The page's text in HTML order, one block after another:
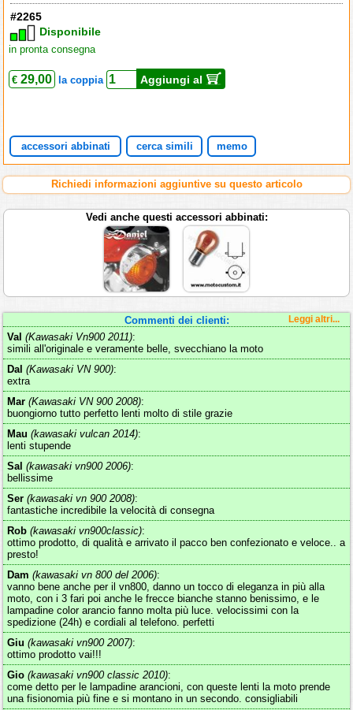
#2265
Disponibile
in pronta consegna
€ 29,00 la coppia Aggiungi al
accessori abbinati cerca simili memo
Richiedi informazioni aggiuntive su questo articolo
Vedi anche questi accessori abbinati:
Commenti dei clienti: Leggi altri...
Val (Kawasaki Vn900 2011):
simili all'originale e veramente belle, svecchiano la moto
Dal (Kawasaki VN 900):
extra
Mar (Kawasaki VN 900 2008):
buongiorno tutto perfetto lenti molto di stile grazie
Mau (kawasaki vulcan 2014):
lenti stupende
Sal (kawasaki vn900 2006):
bellissime
Ser (kawasaki vn 900 2008):
fantastiche incredibile la velocità di consegna
Rob (kawasaki vn900classic):
ottimo prodotto, di qualità e arrivato il pacco ben confezionato e veloce.. a
presto!
Dam (kawasaki vn 800 del 2006):
vanno bene anche per il vn800, danno un tocco di eleganza in più alla
moto, con i 3 fari poi anche le frecce bianche stanno benissimo, e le
lampadine color arancio fanno molta più luce. velocissimi con la
spedizione (24h) e cordiali al telefono. perfetti
Giu (kawasaki vn900 2007):
ottimo prodotto vai!!!
Gio (kawasaki vn900 classic 2010):
come detto per le lampadine arancioni, con queste lenti la moto prende
una fisionomia più fine e si montano in un secondo. consigliabili